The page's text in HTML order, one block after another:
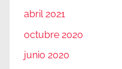
abril 2021
octubre 2020
junio 2020